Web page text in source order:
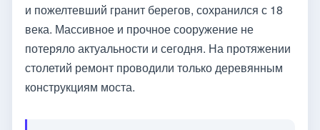
и пожелтевший гранит берегов, сохранился с 18
века. Массивное и прочное сооружение не
потеряло актуальности и сегодня. На протяжении
столетий ремонт проводили только деревянным
конструкциям моста.